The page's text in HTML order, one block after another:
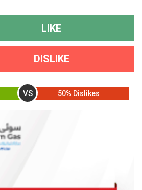
LIKE
DISLIKE
VS 50% Dislikes